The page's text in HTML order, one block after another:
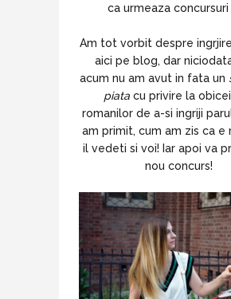
ca urmeaza concursuri
Am tot vorbit despre
aici pe blog, dar
acum nu am avut in fata un
piatacu privire la
romanilor de a-si ingriji
am primit, cum am zis ca e
il vedeti si voi! Iar apoi va
nou concurs!